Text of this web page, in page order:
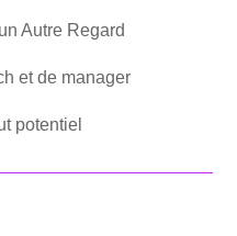
Autre Regard
et de manager
potentiel